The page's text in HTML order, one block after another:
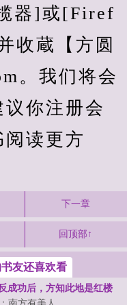
器]或[Firef
收蔵【方圆
。我们将会
你注册会
阅读更方
下一章
回顶部↑
友还喜欢看
成功后，方知此地是红楼